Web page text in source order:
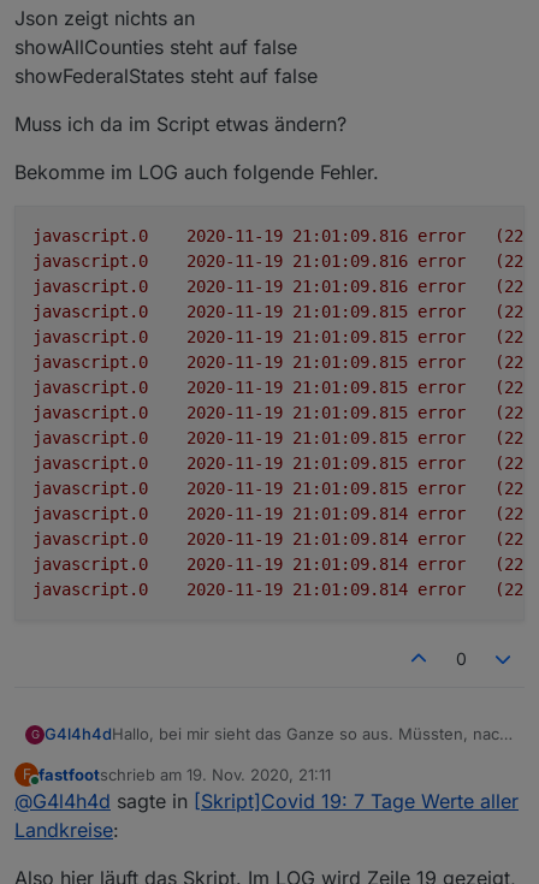
Json zeigt nichts an
showAllCounties steht auf false
showFederalStates steht auf false
Muss ich da im Script etwas ändern?
Bekomme im LOG auch folgende Fehler.
javascript.0 error
javascript.0
error
javascript.0
error
javascript.0
error
javascript.0
error
javascript.0
error
javascript.0
error
javascript.0
error
javascript.0
error
javascript.0
error
javascript.0
error
javascript.0
error
javascript.0
error
javascript.0
error
javascript.0
error
0
G G4l4h4dHallo, bei mir sieht das Ganze so aus. Müssten, nach
werden?
Json zeigt nichts an
showAllCounties steht auf false
showFederalStates steht auf false
Muss ich da im Script etwas ändern?
Bekomme im LOG auch folgende Fehler.
F
Online
fastfootschrieb am 19. Nov. 2020, 21:11
zuletzt editiert von
@G4l4h4d sagte in [Skript]Covid 19: 7 Tage Werte aller
Landkreise:
Also hier läuft das Skript. Im LOG wird Zeile 19 gezeigt,